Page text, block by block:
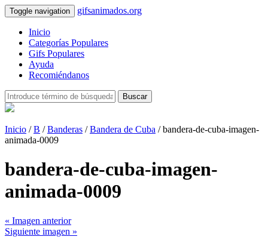
Toggle navigation gifsanimados.org
Inicio
Categorías Populares
Gifs Populares
Ayuda
Recomiéndanos
Buscar
Inicio /B /Banderas /Bandera de Cuba / bandera-de-cuba-imagen-
animada-0009
bandera-de-cuba-imagen-
animada-0009
« Imagen anterior
Siguiente imagen »